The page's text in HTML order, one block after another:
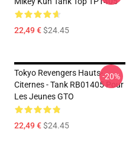
22,49 €$24.45
Tokyo Revengers Hauts-
Citernes - Tank RB01405 Pour
Les Jeunes GTO
22,49 €$24.45
-20%